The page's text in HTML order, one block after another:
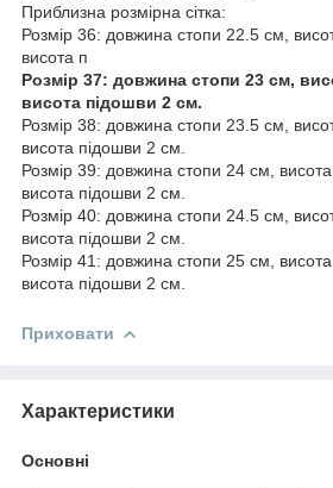
Приблизна розмірна сітка:
Розмір 36: довжина стопи 22.5 см,
висота п
Розмір 37: довжина стопи 23 см,
висота підошви 2 см.
Розмір 38: довжина стопи 23.5 см,
висота підошви 2 см.
Розмір 39: довжина стопи 24 см,
висота підошви 2 см.
Розмір 40: довжина стопи 24.5 см,
висота підошви 2 см.
Розмір 41: довжина стопи 25 см,
висота підошви 2 см.
Приховати
Характеристики
Основні